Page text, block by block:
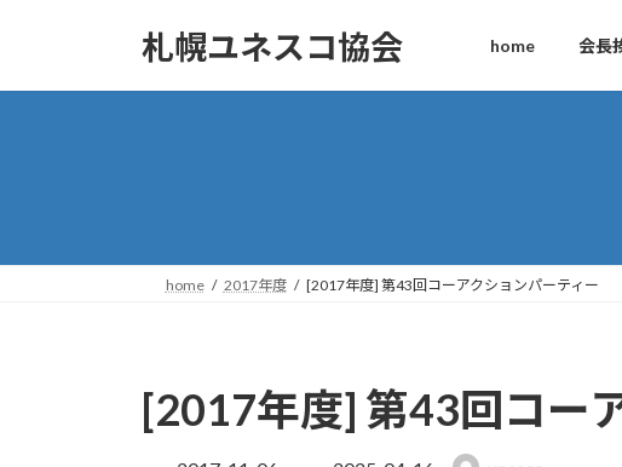
札幌ユネスコ協会 home 会長
home 2017年度 [2017年度] 第43回コーアクションパーティー
[2017年度] 第43回コー